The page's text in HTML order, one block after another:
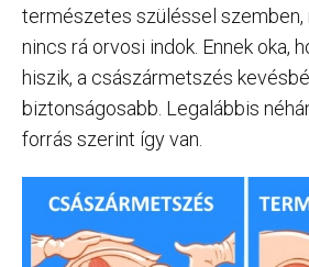
természetes szüléssel szemben,
nincs rá orvosi indok. Ennek oka,
hiszik, a császármetszés
biztonságosabb. Legalábbis
forrás szerint így van.